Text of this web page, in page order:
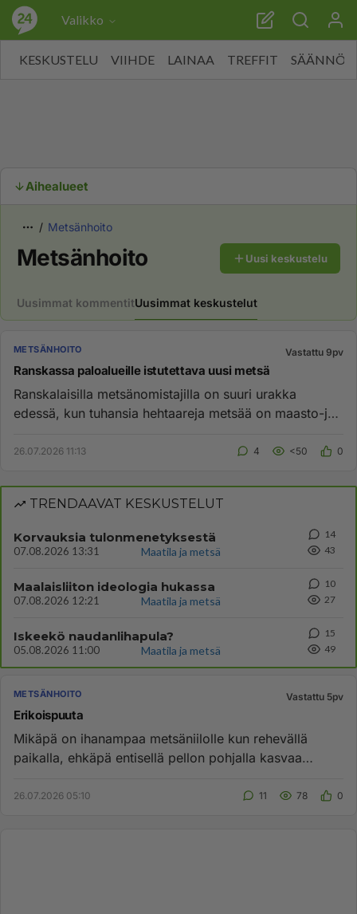
Valikko
KESKUSTELU VIIHDE LAINAA TREFFIT SÄÄNNÖT
Aihealueet
Metsänhoito
Metsänhoito Uusi keskustelu
Uusimmat kommentitUusimmat keskustelut
METSÄNHOITO Vastattu 9pv
Ranskassa paloalueille istutettava uusi metsä
Ranskalaisilla metsänomistajilla on suuri urakka
edessä, kun tuhansia hehtaareja metsää on maasto-ja
26.07.2026 11:13 4 <50 0
TRENDAAVAT KESKUSTELUT
Korvauksia tulonmenetyksestä
07.08.2026 13:31 Maatila ja metsä
14
43
Maalaisliiton ideologia hukassa
07.08.2026 12:21 Maatila ja metsä
10
27
Iskeekö naudanlihapula?
05.08.2026 11:00 Maatila ja metsä
15
49
METSÄNHOITO Vastattu 5pv
Erikoispuuta
Mikäpä on ihanampaa metsäniilolle kun rehevällä
paikalla, ehkäpä entisellä pellon pohjalla kasvaa
26.07.2026 05:10 11 78 0